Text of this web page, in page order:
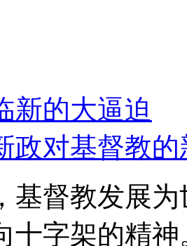
新的大逼迫
对基督教的
基督教发展
十字架的精